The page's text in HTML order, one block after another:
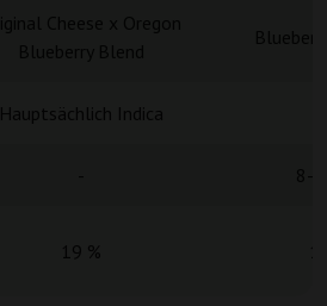
Hauptsächlich Indica
19 %